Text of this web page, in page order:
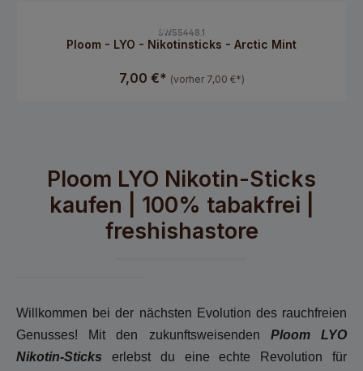
CLP-Hinweise beachten!SW55448.1
Ploom - LYO - Nikotinsticks - Arctic Mint
7,00 €* (vorher 7,00 €*)
Ploom LYO Nikotin-Sticks
kaufen | 100% tabakfrei |
freshishastore
Willkommen bei der nächsten Evolution des rauchfreien
Genusses! Mit den zukunftsweisenden Ploom LYO
Nikotin-Sticks erlebst du eine echte Revolution für